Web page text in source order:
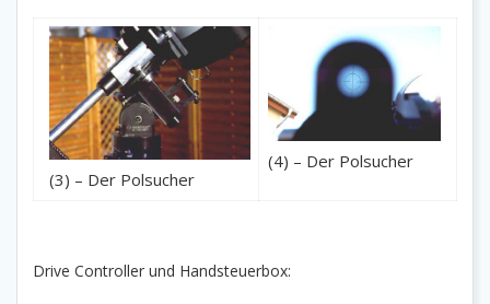
(3) – Der Polsucher
(4) – Der Polsucher
Drive Controller und Handsteuerbox: